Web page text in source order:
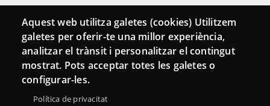
Conecta
Contacto
Hemeroteca
Aquest web utilitza galetes (cookies) Utilitzem
galetes per oferir-te una millor experiència,
analitzar el trànsit i personalitzar el contingut
mostrat. Pots acceptar totes les galetes o
configurar-les.
Política de privacitat